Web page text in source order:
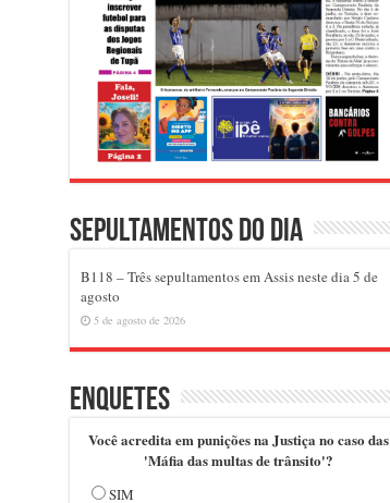
Sepultamentos do dia
B118 – Três sepultamentos em Assis neste dia 5 de
agosto
5 de agosto de 2026
Enquetes
Você acredita em punições na Justiça no caso das
'Máfia das multas de trânsito'?
SIM